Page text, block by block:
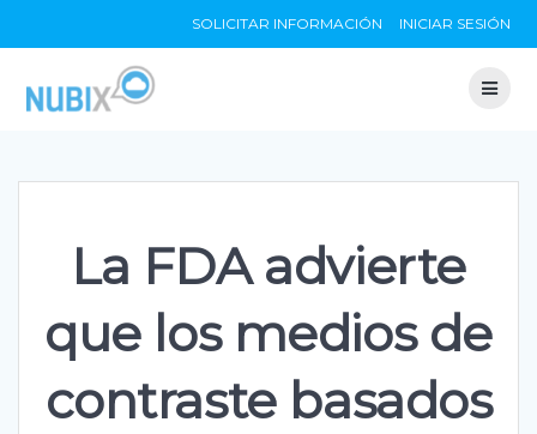
to
SOLICITAR INFORMACIÓN INICIAR SESIÓN
La FDA advierte
que los medios de
contraste basados